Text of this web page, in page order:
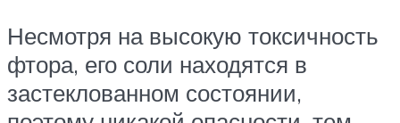
Несмотря на высокую токсичность
фтора, его соли находятся в
застеклованном состоянии,